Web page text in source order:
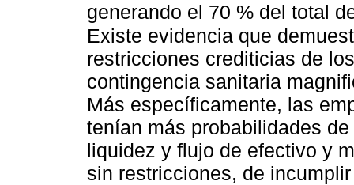
generando el 70 % del total
Existe evidencia que
restricciones crediticias de
contingencia sanitaria
Más específicamente, las
tenían más probabilidades
liquidez y flujo de efectivo y
sin restricciones, de